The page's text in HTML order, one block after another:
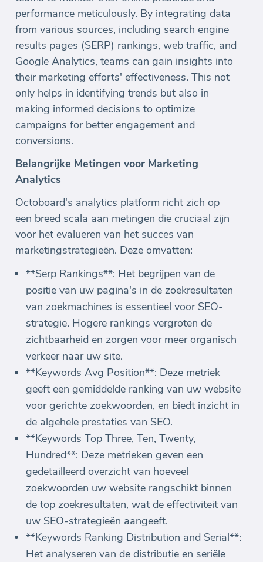
performance meticulously. By integrating data
from various sources, including search engine
results pages (SERP) rankings, web traffic, and
Google Analytics, teams can gain insights into
their marketing efforts' effectiveness. This not
only helps in identifying trends but also in
making informed decisions to optimize
campaigns for better engagement and
conversions.
Belangrijke Metingen voor Marketing
Analytics
Octoboard's analytics platform richt zich op
een breed scala aan metingen die cruciaal zijn
voor het evalueren van het succes van
marketingstrategieën. Deze omvatten:
**Serp Rankings**: Het begrijpen van de
positie van uw pagina's in de zoekresultaten
van zoekmachines is essentieel voor SEO-
strategie. Hogere rankings vergroten de
zichtbaarheid en zorgen voor meer organisch
verkeer naar uw site.
**Keywords Avg Position**: Deze metriek
geeft een gemiddelde ranking van uw website
voor gerichte zoekwoorden, en biedt inzicht in
de algehele prestaties van SEO.
**Keywords Top Three, Ten, Twenty,
Hundred**: Deze metrieken geven een
gedetailleerd overzicht van hoeveel
zoekwoorden uw website rangschikt binnen
de top zoekresultaten, wat de effectiviteit van
uw SEO-strategieën aangeeft.
**Keywords Ranking Distribution and Serial**:
Het analyseren van de distributie en seriële